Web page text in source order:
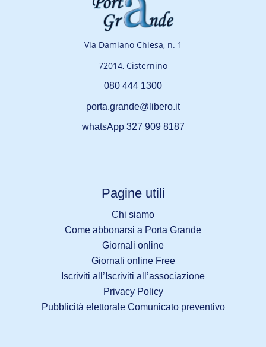
Via Damiano Chiesa, n. 1
72014, Cisternino
080 444 1300
porta.grande@libero.it
whatsApp 327 909 8187
Pagine utili
Chi siamo
Come abbonarsi a Porta Grande
Giornali online
Giornali online Free
Iscriviti all’Iscriviti all’associazione
Privacy Policy
Pubblicità elettorale Comunicato preventivo